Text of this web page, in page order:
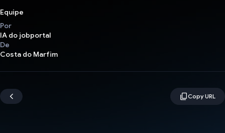
Equipe
Por
IA do jobportal
De
Costa do Marfim